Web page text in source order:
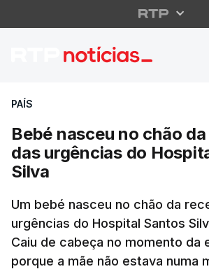
Bebé nasceu
PAÍS
Bebé nasceu no chão
das urgências do
Silva
Um bebé nasceu no chão da
urgências do Hospital Santos
Caiu de cabeça no momento da
porque a mãe não estava numa